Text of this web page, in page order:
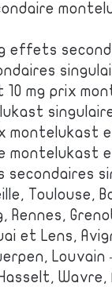
effets
mg prix
montelukast
montelukast
Toulouse,
et Lens,
Louvain
Wavre,